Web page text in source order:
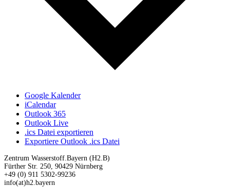
Google Kalender
iCalendar
Outlook 365
Outlook Live
.ics Datei exportieren
Exportiere Outlook .ics Datei
Zentrum Wasserstoff.Bayern (H2.B)
Fürther Str. 250, 90429 Nürnberg
+49 (0) 911 5302-99236
info(at)h2.bayern